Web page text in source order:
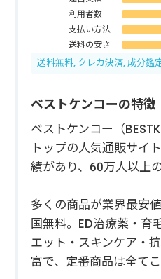
利用者数
支払い方法
送料の安さ
送料無料, クレカ決済, 成分鑑
ベストケンコーの特徴
ベストケンコー（
トップの人気通販サイ
績があり、60万人以上
多くの商品が業界最安
国無料。ED治療薬・育
エット・スキンケア・
富で、定番商品は全て